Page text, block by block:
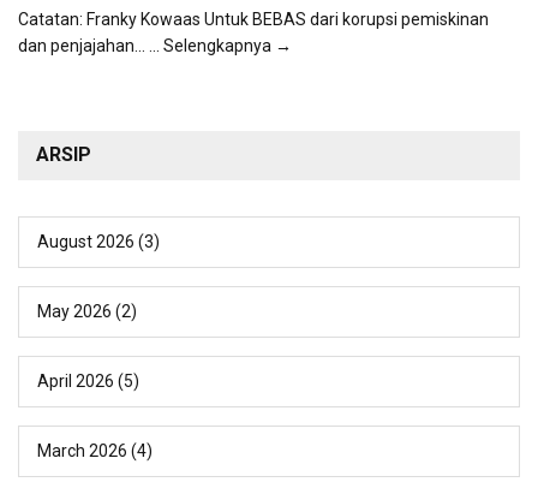
Catatan: Franky Kowaas Untuk BEBAS dari korupsi pemiskinan
dan penjajahan...
... Selengkapnya →
ARSIP
August 2026 (3)
May 2026 (2)
April 2026 (5)
March 2026 (4)